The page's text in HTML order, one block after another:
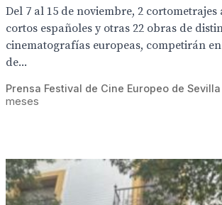
Del 7 al 15 de noviembre, 2 cortometrajes
cortos españoles y otras 22 obras de
cinematografías europeas, competirán
de...
Prensa Festival de Cine Europeo de Sevilla
meses